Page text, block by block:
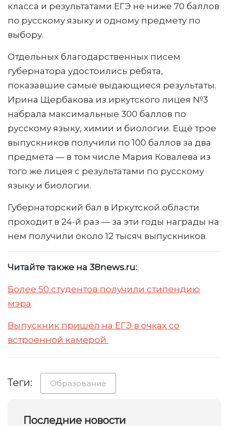
класса и результатами ЕГЭ не ниже 70 баллов
по русскому языку и одному предмету по
выбору.
Отдельных благодарственных писем
губернатора удостоились ребята,
показавшие самые выдающиеся результаты.
Ирина Щербакова из иркутского лицея №3
набрала максимальные 300 баллов по
русскому языку, химии и биологии. Ещё трое
выпускников получили по 100 баллов за два
предмета — в том числе Мария Ковалева из
того же лицея с результатами по русскому
языку и биологии.
Губернаторский бал в Иркутской области
проходит в 24-й раз — за эти годы награды на
нём получили около 12 тысяч выпускников.
Читайте также на 38news.ru:
Более 50 студентов получили стипендию
мэра
Выпускник пришёл на ЕГЭ в очках со
встроенной камерой
Теги: Образование
Последние новости